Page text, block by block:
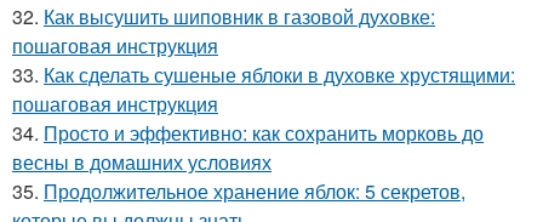
32. Как высушить шиповник в газовой духовке:
пошаговая инструкция
33. Как сделать сушеные яблоки в духовке хрустящими:
пошаговая инструкция
34. Просто и эффективно: как сохранить морковь до
весны в домашних условиях
35. Продолжительное хранение яблок: 5 секретов,